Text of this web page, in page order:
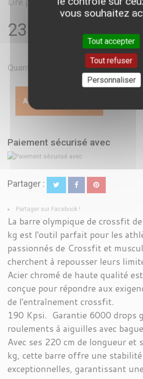
239,99 € TTC
Quantité
AJOUTER AU PANIER
Paiement sécurisé avec
Partager :
Partager sur Facebook !
La barre olympique de crossfit
kg est l'outil parfait pour les
passionnés de Crossfit et
cherchent à repousser leurs
Acier chromé de haute qualité
conçue pour répondre aux
de l'entraînement crossfit.
190 Kpsi. Garantie 6000 drops
roulements à aiguilles avec
Avec ses 220 cm de longueur et
kg, cette barre offre une
exceptionnelles, garantissant
vous souhaitez
Tout accepter
Tout refuser
Personnaliser